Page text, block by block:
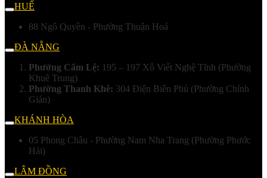
HUẾ
88 Ngô Quyền - Phường Thuận Hoá
ĐÀ NẴNG
Phường Cẩm Lệ: 195 – 197 Xô Viết Nghệ Tĩnh (Phường
Khuê Trung)
Phường Thanh Khê: 304 Điện Biên Phủ (Phường Chính
Gián)
KHÁNH HÒA
05 Phong Châu - Phường Nam Nha Trang (Phường Phước
Hải)
LÂM ĐỒNG